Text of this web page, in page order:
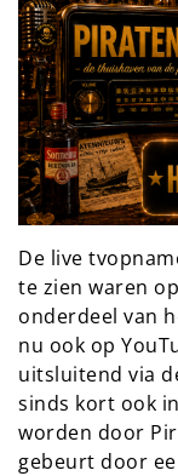
De live
te zien waren
onderdeel van
nu ook op
uitsluitend via
sinds kort ook
worden door
gebeurt door